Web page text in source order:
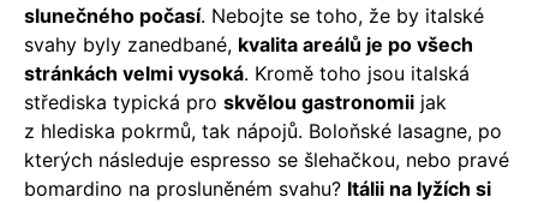
slunečného počasí. Nebojte se toho, že by italské
svahy byly zanedbané, kvalita areálů je po všech
stránkách velmi vysoká. Kromě toho jsou italská
střediska typická pro skvělou gastronomii jak
z hlediska pokrmů, tak nápojů. Boloňské lasagne, po
kterých následuje espresso se šlehačkou, nebo pravé
bomardino na prosluněném svahu? Itálii na lyžích si